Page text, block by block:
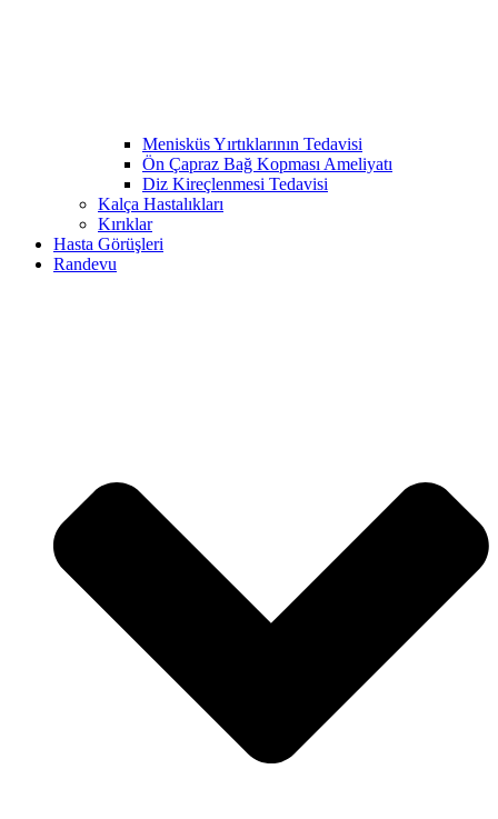
Menisküs Yırtıklarının Tedavisi
Ön Çapraz Bağ Kopması Ameliyatı
Diz Kireçlenmesi Tedavisi
Kalça Hastalıkları
Kırıklar
Hasta Görüşleri
Randevu